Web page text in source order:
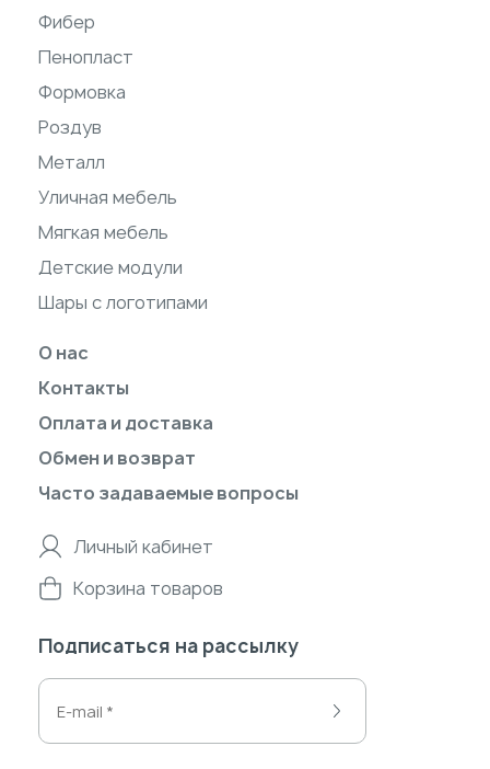
Фибер
Пенопласт
Формовка
Роздув
Металл
Уличная мебель
Мягкая мебель
Детские модули
Шары с логотипами
О нас
Контакты
Оплата и доставка
Обмен и возврат
Часто задаваемые вопросы
Личный кабинет
Корзина товаров
Подписаться на рассылку